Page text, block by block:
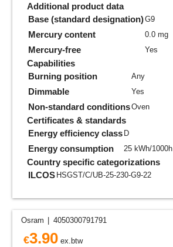
Additional product data
Base (standard designation)G9
Mercury content 0.0 mg
Mercury-free Yes
Capabilities
Burning position
Any
Dimmable Yes
Non-standard conditionsOven
Certificates & standards
Energy efficiency class D
Energy consumption 25 kWh/1000h
Country specific categorizations
ILCOS HSGST/C/UB-25-230-G9-22
Osram 4050300791791
€3.90 ex.btw